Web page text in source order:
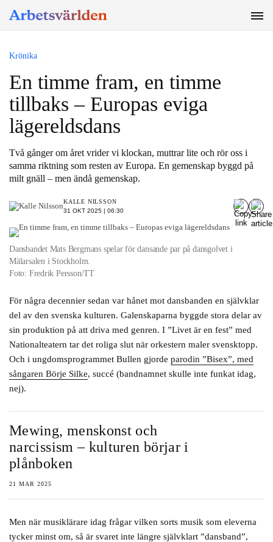
Krönika
En timme fram, en timme
tillbaks – Europas eviga
lägereldsdans
Två gånger om året vrider vi klockan, muttrar lite och rör oss i
samma riktning som resten av Europa. En gemenskap byggd på
milt gnäll – men ändå gemenskap.
KALLE NILSSON
31 OKT 2025 | 06:30
Dansbandet Mats Bergmans spelar för dansande par på dansgolvet i
Mälarsalen i Stockholm.
Foto: Fredrik Persson/TT
För några decennier sedan var hånet mot dansbanden en självklar
del av den svenska kulturen. Galenskaparna byggde stora delar av
sin produktion på att driva med genren. I ”Livet är en fest” med
Nationalteatern tar det roliga slut när orkestern maler svensktopp.
Och i ungdomsprogrammet Bullen gjorde parodin ”Bisex”, med
sångaren Börje Silke, succé (bandnamnet skulle inte funkat idag,
nej).
Mewing, menskonst och
narcissism – kulturen börjar i
plånboken
21 MAR 2025
Men när musiklärare idag frågar vilken sorts musik som eleverna
tycker minst om, så är svaret inte längre självklart ”dansband”,